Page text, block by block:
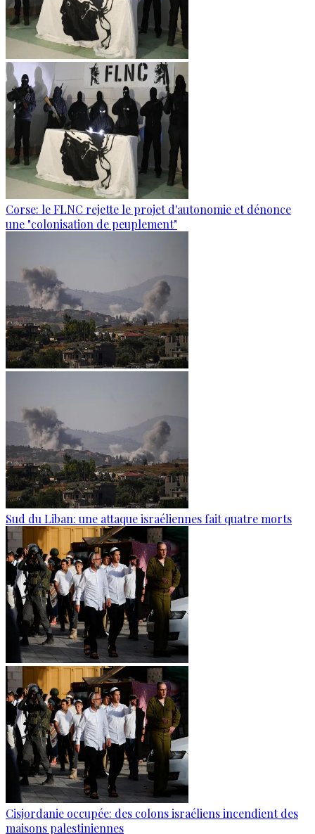
Corse: le FLNC rejette le projet d'autonomie et dénonce
une "colonisation de peuplement"
Sud du Liban: une attaque israéliennes fait quatre morts
Cisjordanie occupée: des colons israéliens incendient des
maisons palestiniennes